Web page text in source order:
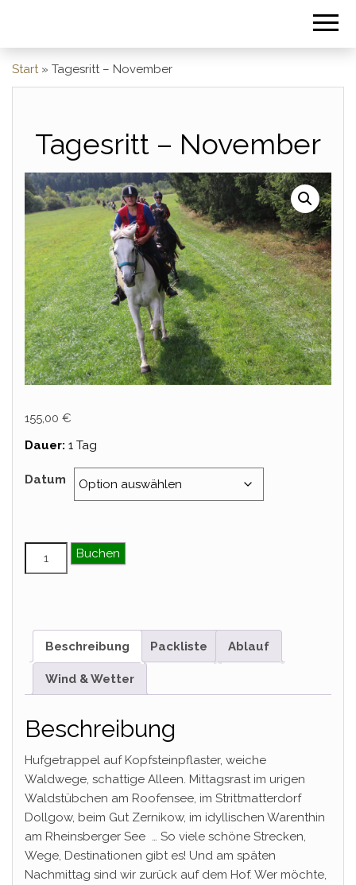
Start» Tagesritt – November
Tagesritt – November
155,00 €
Dauer: 1 Tag
Datum
Tagesritt – November Menge
Buchen
Beschreibung Packliste Ablauf
Wind & Wetter
Beschreibung
Hufgetrappel auf Kopfsteinpflaster, weiche
Waldwege, schattige Alleen. Mittagsrast im urigen
Waldstübchen am Roofensee, im Strittmatterdorf
Dollgow, beim Gut Zernikow, im idyllischen Warenthin
am Rheinsberger See … So viele schöne Strecken,
Wege, Destinationen gibt es! Und am späten
Nachmittag sind wir zurück auf dem Hof. Wer möchte,